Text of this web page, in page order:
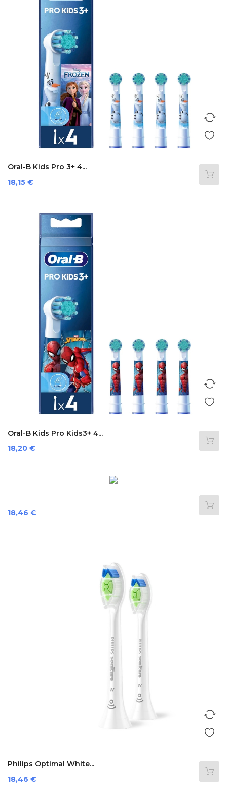
Oral-B Kids Pro 3+ 4...
Preis
18,15 €
Oral-B Kids Pro Kids3+ 4...
Preis
18,20 €
Preis
18,46 €
Philips Optimal White...
Preis
18,46 €